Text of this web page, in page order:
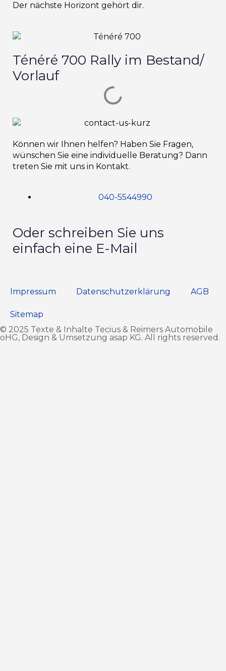
Der nächste Horizont gehört dir.
Ténéré 700 Rally im Bestand/
Vorlauf
Können wir Ihnen helfen? Haben Sie Fragen,
wünschen Sie eine individuelle Beratung? Dann
treten Sie mit uns in Kontakt.
040-5544990
Oder schreiben Sie uns
einfach eine E-Mail
Impressum Datenschutz­erklärung AGB
Sitemap
© 2025 Texte & Inhalte Tecius & Reimers Automobile
oHG, Design & Umsetzung asap KG. All rights reserved.